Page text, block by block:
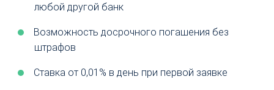
любой другой банк
Возможность досрочного погашения без
штрафов
Ставка от 0,01% в день при первой заявке